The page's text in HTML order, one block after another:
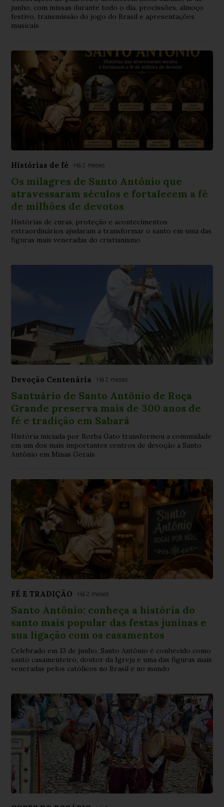
junho, com missas durante todo o dia, procissões, almoço
festivo, transmissão do jogo do Brasil e apresentações
musicais
Histórias de fé Há 2 meses
Os milagres de Santo Antônio que
atravessaram séculos e fortalecem a fé
de milhões de devotos
Histórias de curas, proteção e acontecimentos
extraordinários ajudaram a transformar o santo em uma das
figuras mais veneradas do cristianismo
Devoção Centenária Há 2 meses
Santuário de Santo Antônio de Roça
Grande preserva mais de 300 anos de
fé e tradição em Sabará
História iniciada por Borba Gato transformou a comunidade
em um dos mais importantes centros de devoção a Santo
Antônio em Minas Gerais
FÉ E TRADIÇÃO Há 2 meses
Santo Antônio: conheça a história do
santo mais popular das festas juninas e
sua ligação com os casamentos
Celebrado em 13 de junho, Santo Antônio é conhecido como
santo casamenteiro, doutor da Igreja e uma das figuras mais
veneradas pelos católicos no Brasil e no mundo